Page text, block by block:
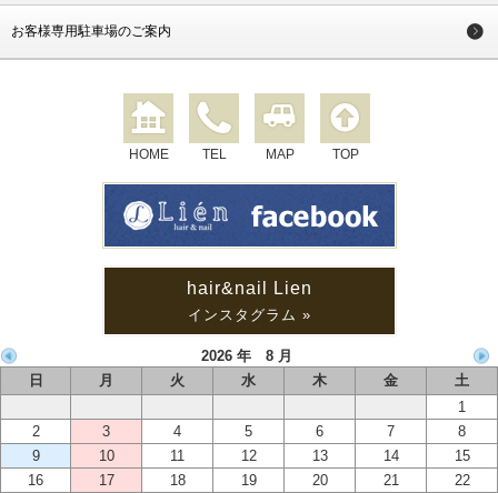
お客様専用駐車場のご案内
HOME TEL MAP TOP
hair&nail Lien
インスタグラム »
2026 年 8 月
日
月 火 水 木 金
土
1
2
3 4 5 6 7
8
9
10 11 12 13 14
15
16
17 18 19 20 21 22